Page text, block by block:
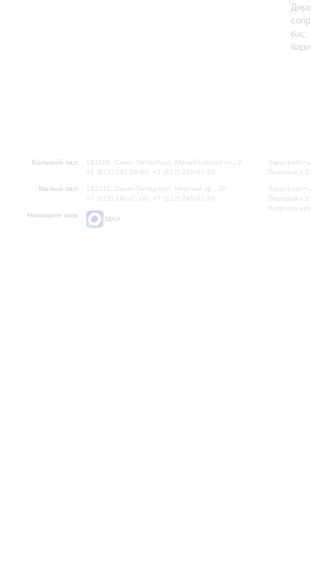
бас;
Большой зал:
191186, Санкт-Петербург, Михайловская ул., 2
+7 (812) 240-01-00, +7 (812) 240-01-80
Малый зал:
191011, Санкт-Петербург, Невский пр., 30
+7 (812) 240-01-00, +7 (812) 240-01-70
Напишите нам:
MAX
Часы
Перерыв с
Часы
Перерыв с
Вопросы